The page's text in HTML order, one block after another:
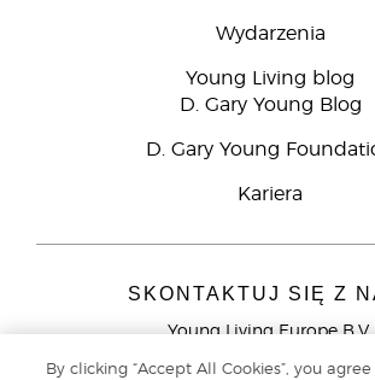
Wydarzenia
Young Living blog
D. Gary Young Blog
D. Gary Young
Kariera
SKONTAKTUJ SIĘ Z
Young Living Europe B.V.
By clicking “Accept All Cookies”, you